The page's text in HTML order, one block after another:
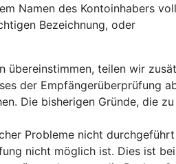
Namen des Kontoinhabers
Bezeichnung, oder
teilen wir
der Empfängerüberprüfung
Die bisherigen Gründe, die
Probleme nicht
nicht möglich ist. Dies ist